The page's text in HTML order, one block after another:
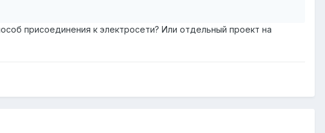
присоединения к электросети? Или отдельный проект на